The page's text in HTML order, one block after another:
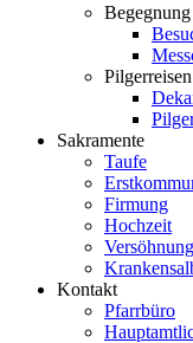
Begegnung
Sakramente
Taufe
Firmung
Hochzeit
Kontakt
Pfarrbüro